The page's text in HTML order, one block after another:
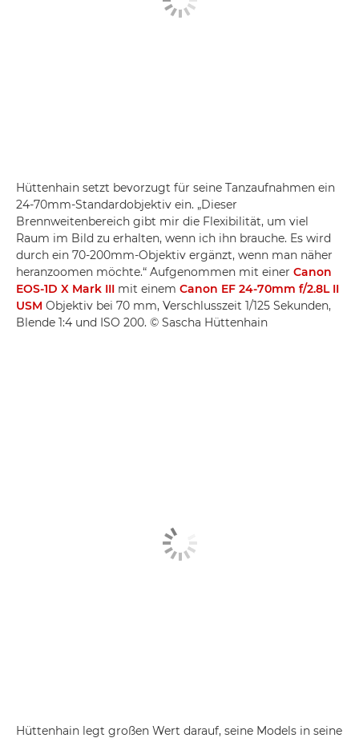
Hüttenhain setzt bevorzugt für seine Tanzaufnahmen ein
24-70mm-Standardobjektiv ein. „Dieser
Brennweitenbereich gibt mir die Flexibilität, um viel
Raum im Bild zu erhalten, wenn ich ihn brauche. Es wird
durch ein 70-200mm-Objektiv ergänzt, wenn man näher
heranzoomen möchte.“ Aufgenommen mit einer Canon
EOS-1D X Mark III mit einem Canon EF 24-70mm f/2.8L II
USM Objektiv bei 70 mm, Verschlusszeit 1/125 Sekunden,
Blende 1:4 und ISO 200. © Sascha Hüttenhain
Hüttenhain legt großen Wert darauf, seine Models in seine